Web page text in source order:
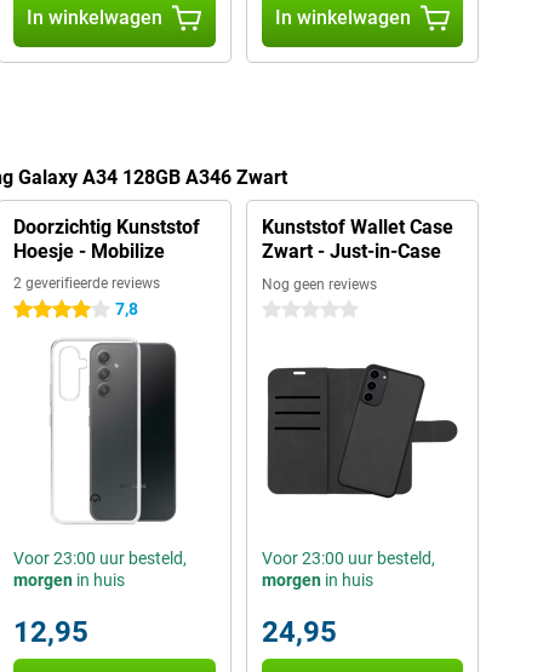
In winkelwagen In winkelwagen
Galaxy A34 128GB A346 Zwart
Doorzichtig Kunststof
Hoesje - Mobilize
2 geverifieerde reviews
4 sterren 7,8
Voor 23:00 uur besteld,
morgenin huis
12,95
Kunststof Wallet Case
Zwart - Just-in-Case
Nog geen reviews
0 sterren
Voor 23:00 uur besteld,
morgenin huis
24,95